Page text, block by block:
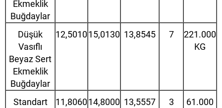
Ekmeklik
Buğdaylar
Düşük
Vasıflı
Beyaz Sert
Ekmeklik
Buğdaylar
12,501015,0130 13,8545 7
221.000
KG
Standart
11,806014,8000 13,5557 3
61.000